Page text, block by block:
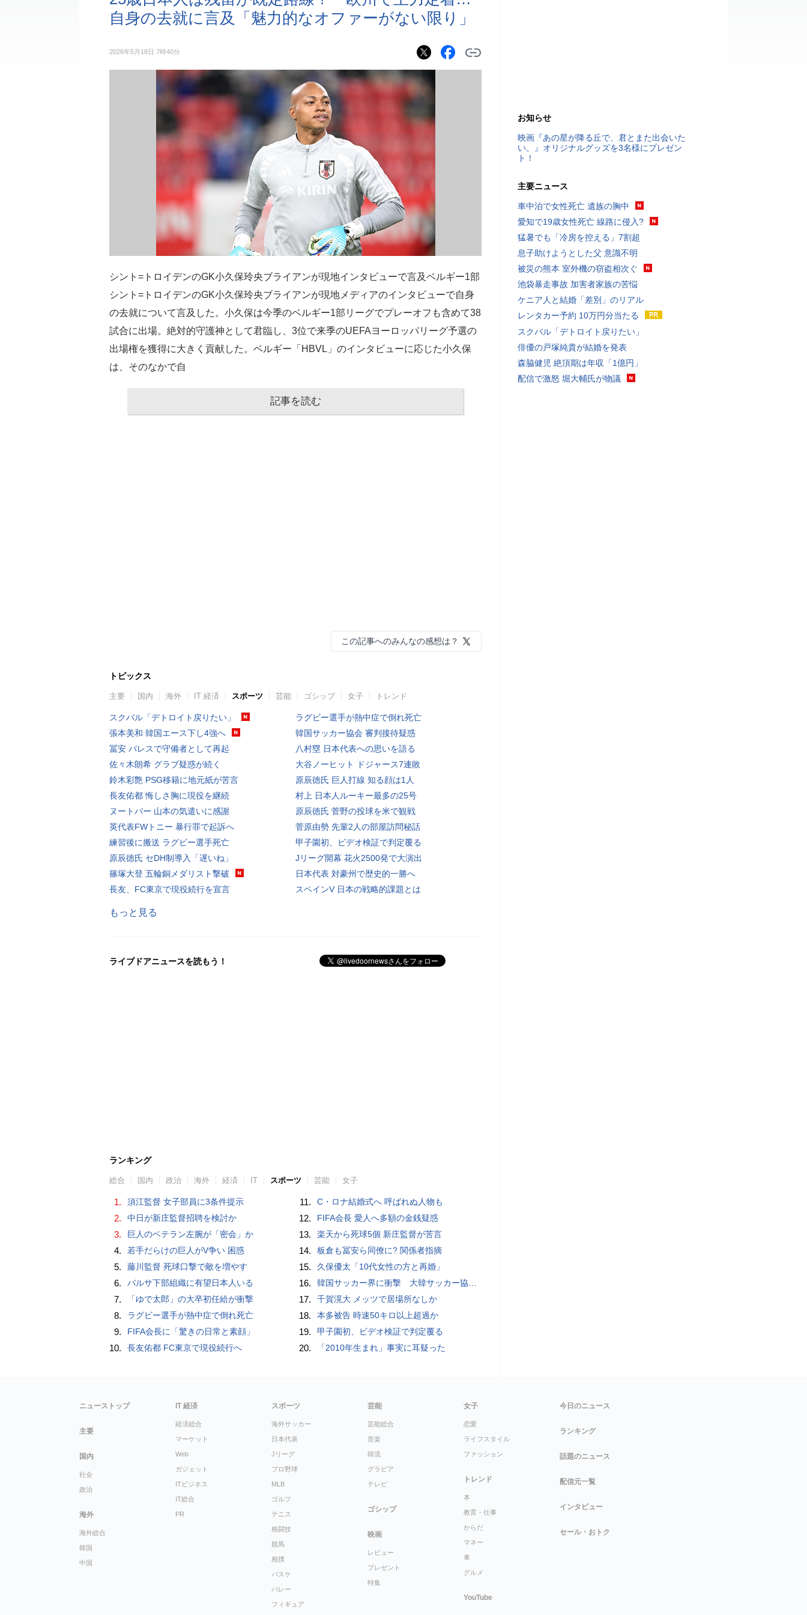
自身の去就に言及「魅力的なオファーがない限り」
2026年5月18日 7時40分
シント=トロイデンのGK小久保玲央ブライアンが現地インタビューで言及ベルギー1部
シント=トロイデンのGK小久保玲央ブライアンが現地メディアのインタビューで自身
の去就について言及した。小久保は今季のベルギー1部リーグでプレーオフも含めて38
試合に出場。絶対的守護神として君臨し、3位で来季のUEFAヨーロッパリーグ予選の
出場権を獲得に大きく貢献した。ベルギー「HBVL」のインタビューに応じた小久保
は、そのなかで自
記事を読む
この記事へのみんなの感想は？
トピックス
主要 国内 海外 IT 経済 スポーツ 芸能 ゴシップ 女子 トレンド
スクバル「デトロイト戻りたい」
張本美和 韓国エース下し4強へ
冨安 パレスで守備者として再起
佐々木朗希 グラブ疑惑が続く
鈴木彩艶 PSG移籍に地元紙が苦言
長友佑都 悔しさ胸に現役を継続
ヌートバー 山本の気遣いに感謝
英代表FWトニー 暴行罪で起訴へ
練習後に搬送 ラグビー選手死亡
原辰徳氏 セDH制導入「遅いね」
篠塚大登 五輪銅メダリスト撃破
長友、FC東京で現役続行を宣言
ラグビー選手が熱中症で倒れ死亡
韓国サッカー協会 審判接待疑惑
八村塁 日本代表への思いを語る
大谷ノーヒット ドジャース7連敗
原辰徳氏 巨人打線 知る顔は1人
村上 日本人ルーキー最多の25号
原辰徳氏 菅野の投球を米で観戦
菅原由勢 先輩2人の部屋訪問秘話
甲子園初、ビデオ検証で判定覆る
Jリーグ開幕 花火2500発で大演出
日本代表 対豪州で歴史的一勝へ
スペインV 日本の戦略的課題とは
もっと見る
ライブドアニュースを読もう！
ランキング
総合 国内 政治 海外 経済 IT スポーツ 芸能 女子
1. 須江監督 女子部員に3条件提示
2. 中日が新庄監督招聘を検討か
3. 巨人のベテラン左腕が「密会」か
4. 若手だらけの巨人がV争い 困惑
5. 藤川監督 死球口撃で敵を増やす
6. バルサ下部組織に有望日本人いる
7. 「ゆで太郎」の大卒初任給が衝撃
8. ラグビー選手が熱中症で倒れ死亡
9. FIFA会長に「驚きの日常と素顔」
10. 長友佑都 FC東京で現役続行へ
11. C・ロナ結婚式へ 呼ばれぬ人物も
12. FIFA会長 愛人へ多額の金銭疑惑
13. 楽天から死球5個 新庄監督が苦言
14. 板倉も冨安ら同僚に? 関係者指摘
15. 久保優太「10代女性の方と再婚」
16. 韓国サッカー界に衝撃 大韓サッカー協会に外国人審判への“性的接待”疑惑 韓国メディアが報道
17. 千賀滉大 メッツで居場所なしか
18. 本多被告 時速50キロ以上超過か
19. 甲子園初、ビデオ検証で判定覆る
20. 「2010年生まれ」事実に耳疑った
お知らせ
映画『あの星が降る丘で、君とまた出会いた
い。』オリジナルグッズを3名様にプレゼン
ト！
主要ニュース
車中泊で女性死亡 遺族の胸中
愛知で19歳女性死亡 線路に侵入?
猛暑でも「冷房を控える」7割超
息子助けようとした父 意識不明
被災の熊本 室外機の窃盗相次ぐ
池袋暴走事故 加害者家族の苦悩
ケニア人と結婚「差別」のリアル
レンタカー予約 10万円分当たる
スクバル「デトロイト戻りたい」
俳優の戸塚純貴が結婚を発表
森脇健児 絶頂期は年収「1億円」
配信で激怒 堀大輔氏が物議
ニューストップ
主要
国内
社会
政治
海外
海外総合
韓国
中国
IT 経済
経済総合
マーケット
Web
ガジェット
ITビジネス
IT総合
PR
スポーツ
海外サッカー
日本代表
Jリーグ
プロ野球
MLB
ゴルフ
テニス
格闘技
競馬
相撲
バスケ
バレー
フィギュア
芸能
芸能総合
音楽
韓流
グラビア
テレビ
ゴシップ
映画
レビュー
プレゼント
特集
女子
恋愛
ライフスタイル
ファッション
トレンド
本
教育・仕事
からだ
マネー
車
グルメ
YouTube
今日のニュース
ランキング
話題のニュース
配信元一覧
インタビュー
セール・おトク